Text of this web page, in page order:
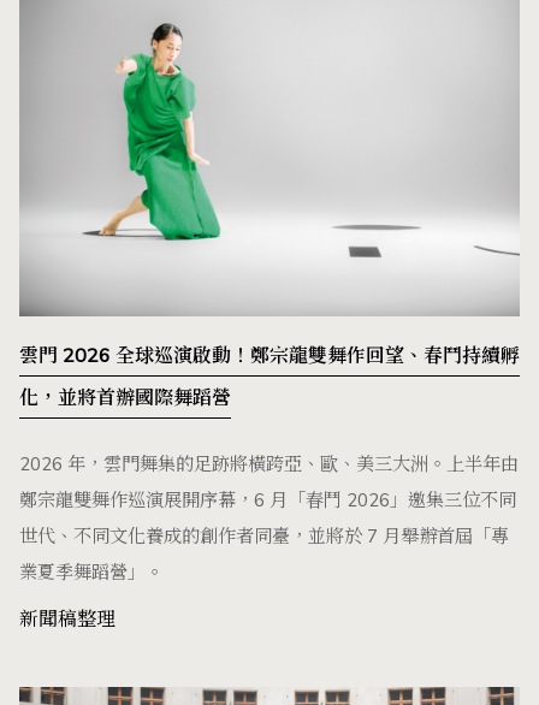
雲門 2026 全球巡演啟動！鄭宗龍雙舞作回望、春鬥持續孵
化，並將首辦國際舞蹈營
2026 年，雲門舞集的足跡將橫跨亞、歐、美三大洲。上半年由
鄭宗龍雙舞作巡演展開序幕，6 月「春鬥 2026」邀集三位不同
世代、不同文化養成的創作者同臺，並將於 7 月舉辦首屆「專
業夏季舞蹈營」。
新聞稿整理